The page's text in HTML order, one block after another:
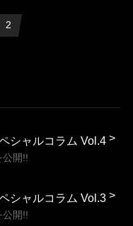
2
シャルコラム Vol.4
公開!!
シャルコラム Vol.3
公開!!